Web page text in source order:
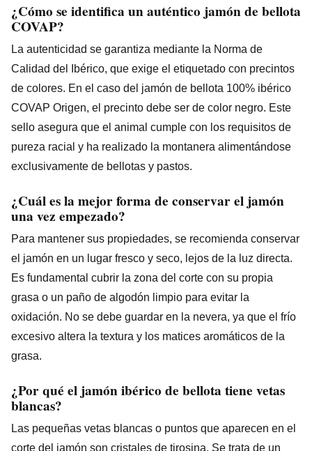
¿Cómo se identifica un auténtico jamón de bellota
COVAP?
La autenticidad se garantiza mediante la Norma de
Calidad del Ibérico, que exige el etiquetado con precintos
de colores. En el caso del jamón de bellota 100% ibérico
COVAP Origen, el precinto debe ser de color negro. Este
sello asegura que el animal cumple con los requisitos de
pureza racial y ha realizado la montanera alimentándose
exclusivamente de bellotas y pastos.
¿Cuál es la mejor forma de conservar el jamón
una vez empezado?
Para mantener sus propiedades, se recomienda conservar
el jamón en un lugar fresco y seco, lejos de la luz directa.
Es fundamental cubrir la zona del corte con su propia
grasa o un paño de algodón limpio para evitar la
oxidación. No se debe guardar en la nevera, ya que el frío
excesivo altera la textura y los matices aromáticos de la
grasa.
¿Por qué el jamón ibérico de bellota tiene vetas
blancas?
Las pequeñas vetas blancas o puntos que aparecen en el
corte del jamón son cristales de tirosina. Se trata de un